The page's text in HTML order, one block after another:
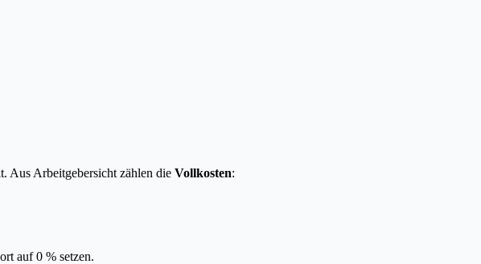
Aus Arbeitgebersicht zählen die Vollkosten:
auf 0 % setzen.